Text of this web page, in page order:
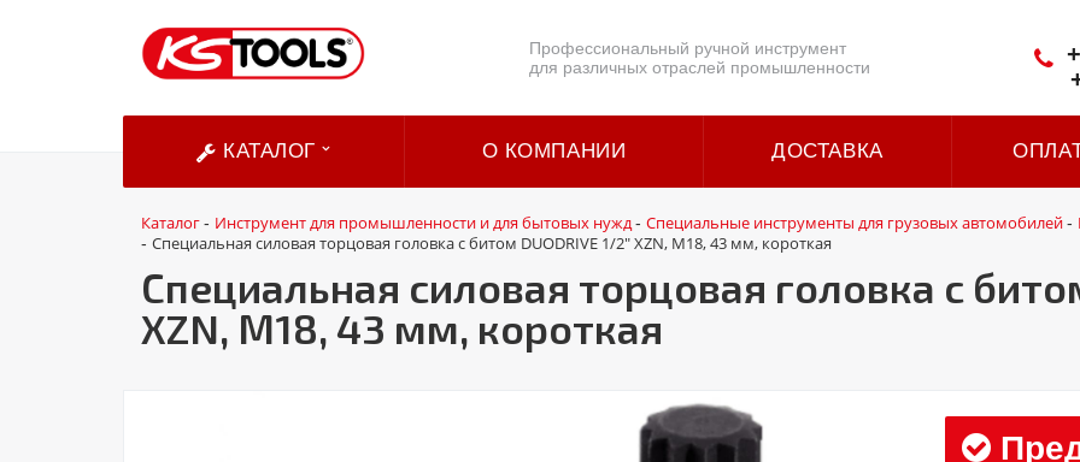
Профессиональный ручной инструмент
для различных отраслей промышленности
КАТАЛОГ О КОМПАНИИ ДОСТАВКА
Каталог- Инструмент для промышленности и для бытовых нужд- Специальные инструменты для грузовых автомобилей-
- Специальная силовая торцовая головка с битом DUODRIVE 1/2" XZN, М18, 43 мм, короткая
Специальная силовая торцовая головка с
XZN, М18, 43 мм, короткая